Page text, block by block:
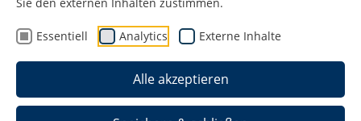
Essentiell Analytics Externe Inhalte
Alle akzeptieren